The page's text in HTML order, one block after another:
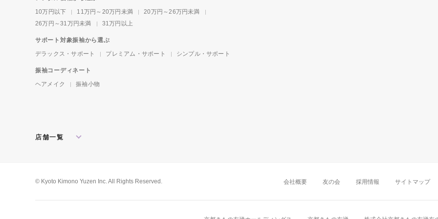
10万円以下
11万円～20万円未満
20万円～26万円未満
26万円～31万円未満
31万円以上
サポート対象振袖から選ぶ
デラックス・サポート
プレミアム・サポート シンプル・サポート
振袖コーディネート
ヘアメイク
振袖小物
店舗一覧
松戸店
東京本館 新宿店
八王子店
近畿
大阪難波店 京
岡山店 広島店
© Kyoto Kimono Yuzen Inc. All Rights Reserved. 会社概要 友の会 採用情報 サイトマップ